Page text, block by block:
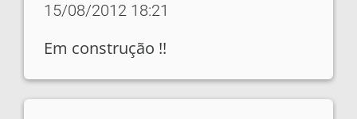
15/08/2012 18:21
Em construção !!